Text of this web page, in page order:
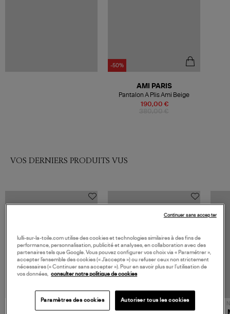
-50%
190,00 €
AMI PARIS
Pantalon A Plis Ami Beige
VOS DERNIERS PRODUITS VUS
NOUVELLE COLLECTION
lulli-sur-la-toile.com utilise des cookies et technologies similaires à des fins de
performance, personnalisation, publicité et analyses, en collaboration avec des
partenaires tels que Google. Vous pouvez configurer vos choix via « Paramétrer »,
accepter l’ensemble des cookies (« J’accepte ») ou refuser ceux non strictement
nécessaires (« Continuer sans accepter »). Pour en savoir plus sur l’utilisation de
vos données, consulter notre politique de cookies
Paramètres des cookies Autoriser tous les cookies
Continuer sans accepter